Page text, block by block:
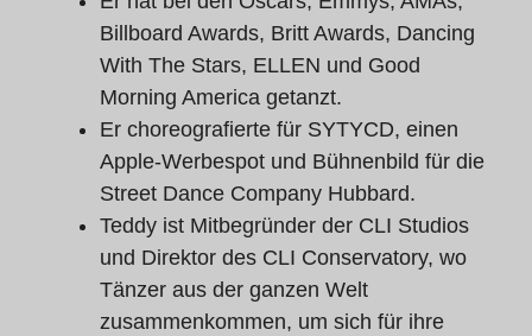
Billboard Awards, Britt Awards, Dancing
With The Stars, ELLEN und Good
Morning America getanzt.
Er choreografierte für SYTYCD, einen
Apple-Werbespot und Bühnenbild für die
Street Dance Company Hubbard.
Teddy ist Mitbegründer der CLI Studios
und Direktor des CLI Conservatory, wo
Tänzer aus der ganzen Welt
zusammenkommen, um sich für ihre